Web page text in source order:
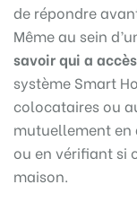
de répondre
Même au sein
savoir qui a
système Smart
colocataires ou
mutuellement en
ou en vérifiant si
maison.